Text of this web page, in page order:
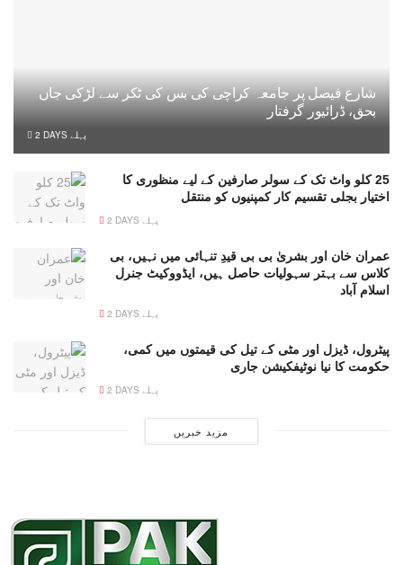
شارع فیصل پر جامعہ کراچی کی بس کی ٹکر سے لڑکی جاں
بحق، ڈرائیور گرفتار
2 DAYS پہلے
25 کلو واٹ تک کے سولر صارفین کے لیے منظوری کا
اختیار بجلی تقسیم کار کمپنیوں کو منتقل
2 DAYS پہلے
عمران خان اور بشریٰ بی بی قیدِ تنہائی میں نہیں، بی
کلاس سے بہتر سہولیات حاصل ہیں، ایڈووکیٹ جنرل
اسلام آباد
2 DAYS پہلے
پیٹرول، ڈیزل اور مٹی کے تیل کی قیمتوں میں کمی،
حکومت کا نیا نوٹیفکیشن جاری
2 DAYS پہلے
مزید خبریں